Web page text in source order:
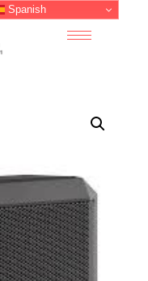
Spanish